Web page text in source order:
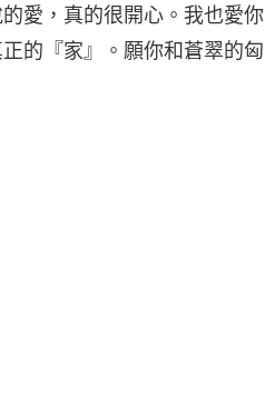
愛，真的很開心。我也愛你
的『家』。願你和蒼翠的匈